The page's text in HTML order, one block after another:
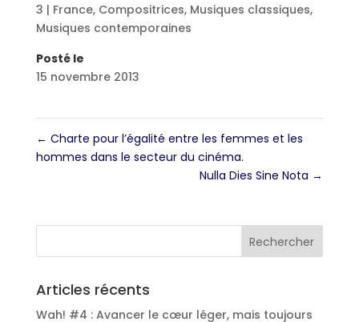
3 | France, Compositrices, Musiques classiques,
Musiques contemporaines
Posté le
15 novembre 2013
← Charte pour l’égalité entre les femmes et les
hommes dans le secteur du cinéma.
Nulla Dies Sine Nota →
Articles récents
Wah! #4 : Avancer le cœur léger, mais toujours